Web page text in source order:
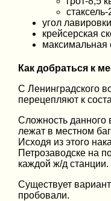
угол
крейсерская
максимальная
Как добраться к
С Ленинградского
перецепляют к
Сложность данного
лежат в местном
Исходя из этого
Петрозаводске на
каждой ж/д
Существует
пробовали.